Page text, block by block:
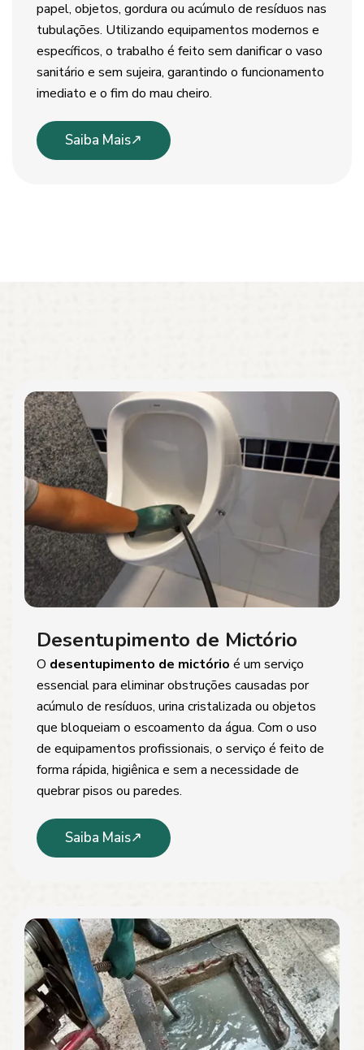
papel, objetos, gordura ou acúmulo de resíduos nas
tubulações. Utilizando equipamentos modernos e
específicos, o trabalho é feito sem danificar o vaso
sanitário e sem sujeira, garantindo o funcionamento
imediato e o fim do mau cheiro.
Saiba Mais
Desentupimento de Mictório
O desentupimento de mictório é um serviço
essencial para eliminar obstruções causadas por
acúmulo de resíduos, urina cristalizada ou objetos
que bloqueiam o escoamento da água. Com o uso
de equipamentos profissionais, o serviço é feito de
forma rápida, higiênica e sem a necessidade de
quebrar pisos ou paredes.
Saiba Mais